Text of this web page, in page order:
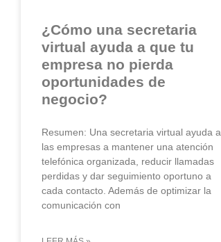
¿Cómo una secretaria
virtual ayuda a que tu
empresa no pierda
oportunidades de
negocio?
Resumen: Una secretaria virtual ayuda a
las empresas a mantener una atención
telefónica organizada, reducir llamadas
perdidas y dar seguimiento oportuno a
cada contacto. Además de optimizar la
comunicación con